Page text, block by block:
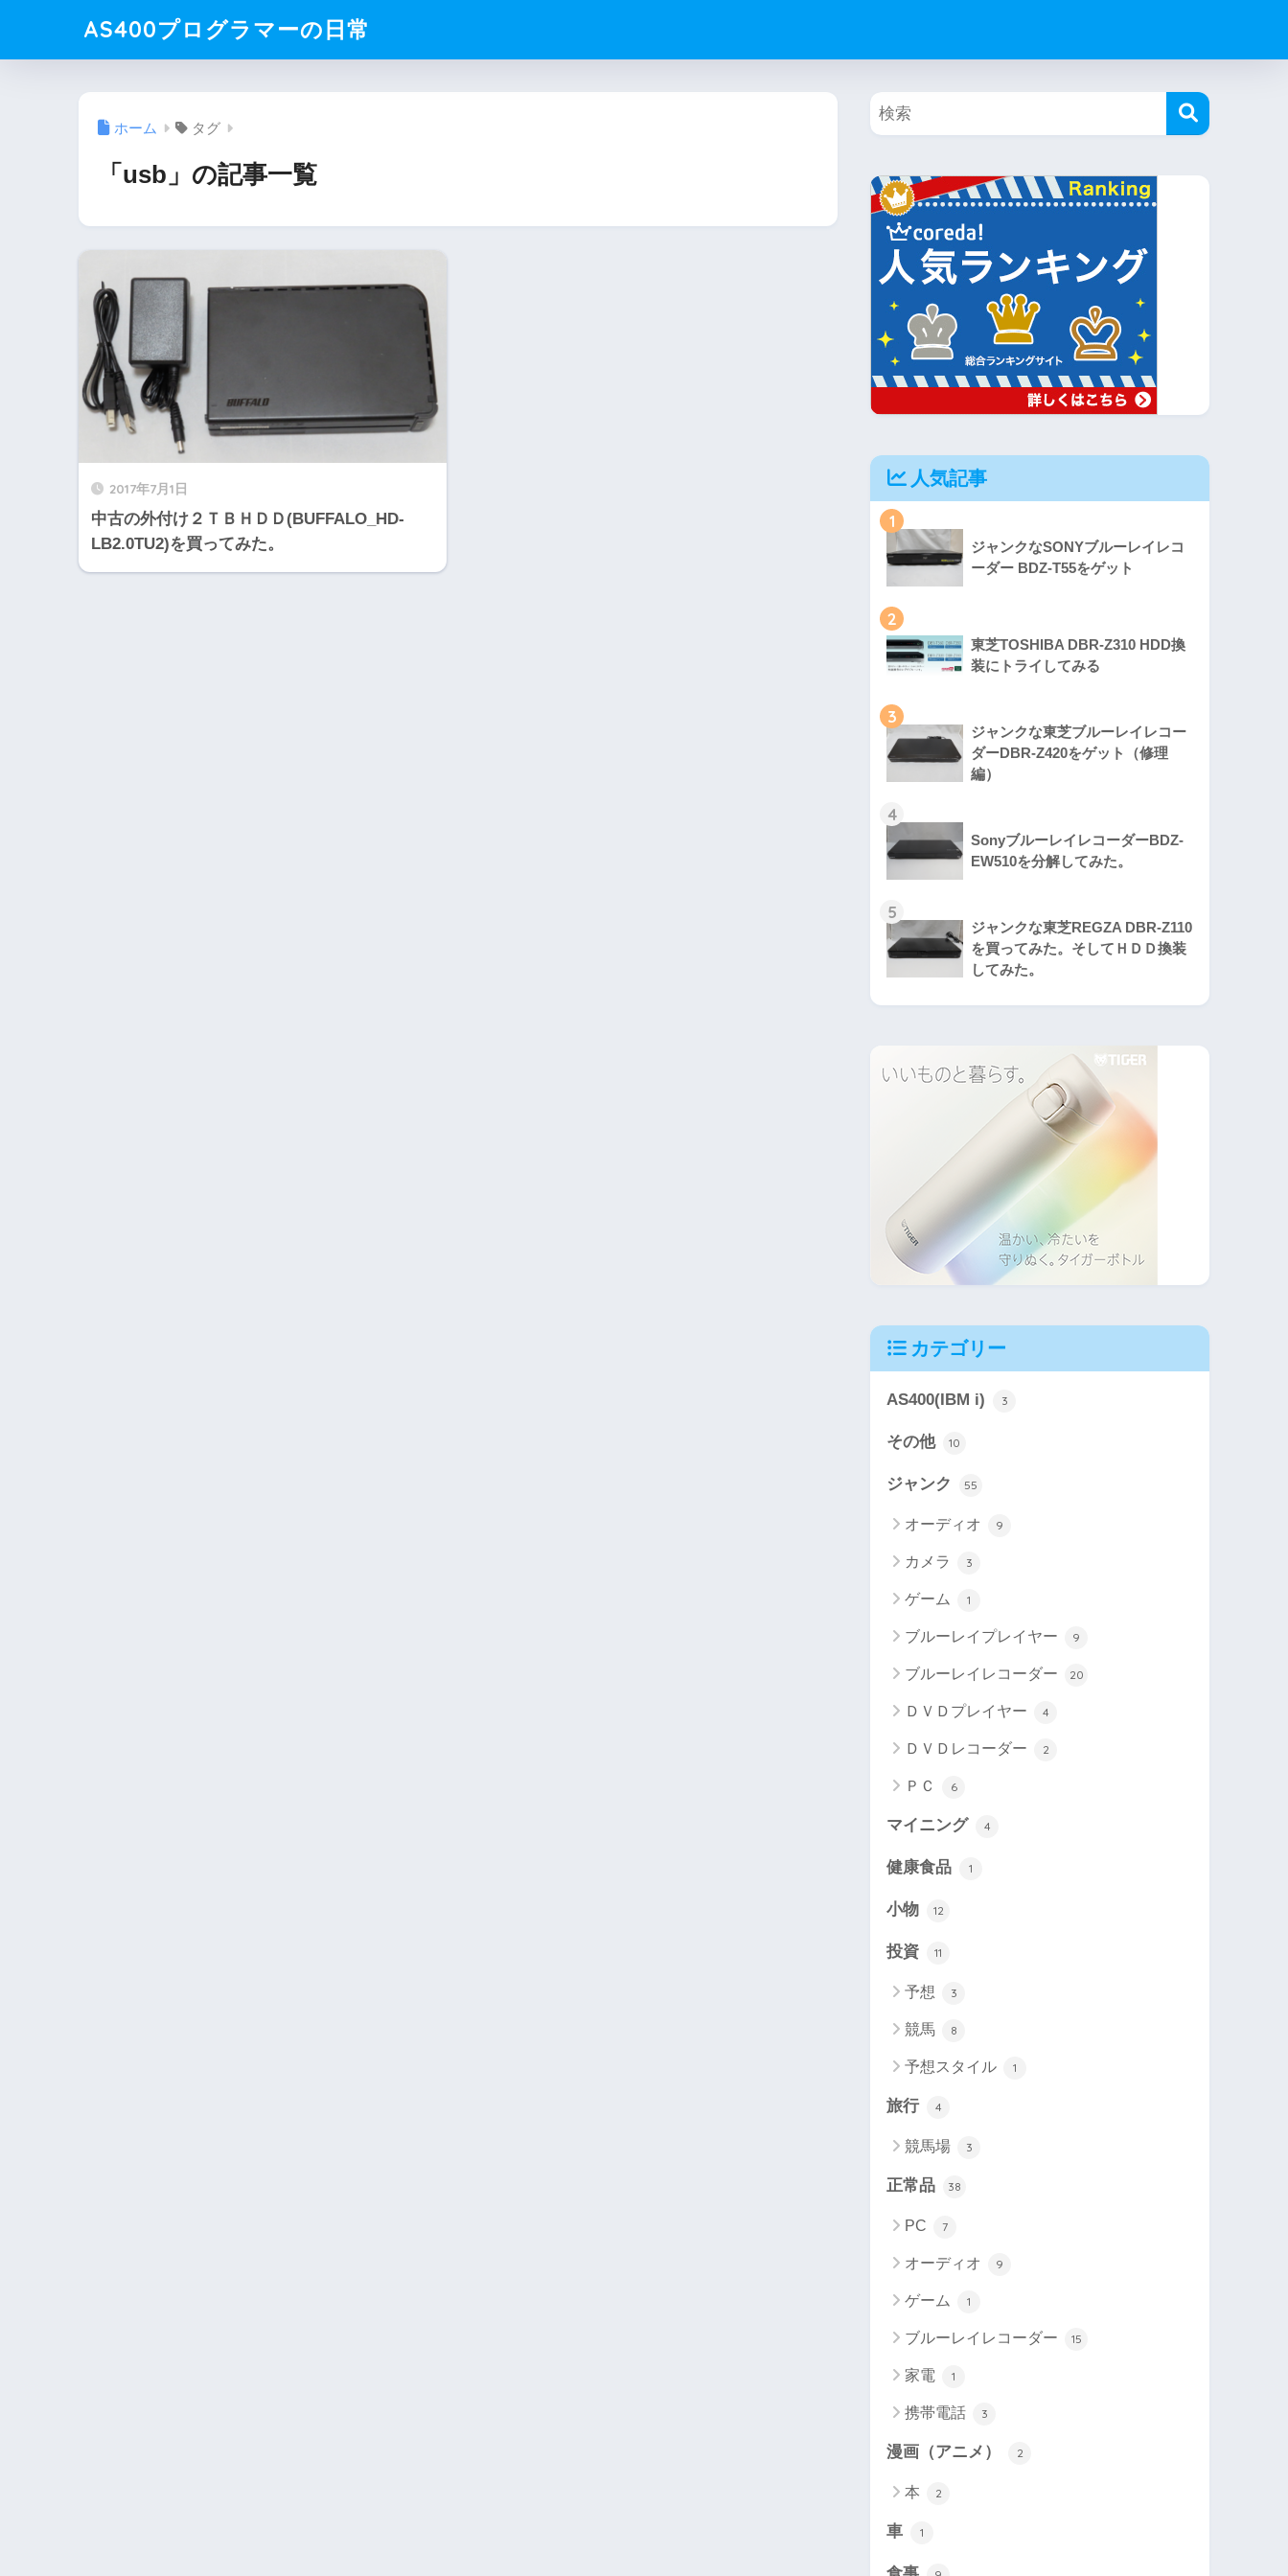
AS400プログラマーの日常
ホーム タグ
「usb」の記事一覧
2017年7月1日
中古の外付け２ＴＢＨＤＤ(BUFFALO_HD-
LB2.0TU2)を買ってみた。
人気記事
1
ジャンクなSONYブルーレイレコ
ーダー BDZ-T55をゲット
2
東芝TOSHIBA DBR-Z310 HDD換
装にトライしてみる
3
ジャンクな東芝ブルーレイレコー
ダーDBR-Z420をゲット（修理
編）
4
SonyブルーレイレコーダーBDZ-
EW510を分解してみた。
5
ジャンクな東芝REGZA DBR-Z110
を買ってみた。そしてＨＤＤ換装
してみた。
カテゴリー
AS400(IBM i) 3
その他 10
ジャンク 55
オーディオ 9
カメラ 3
ゲーム 1
ブルーレイプレイヤー 9
ブルーレイレコーダー 20
ＤＶＤプレイヤー 4
ＤＶＤレコーダー 2
ＰＣ 6
マイニング 4
健康食品 1
小物 12
投資 11
予想 3
競馬 8
予想スタイル 1
旅行 4
競馬場 3
正常品 38
PC 7
オーディオ 9
ゲーム 1
ブルーレイレコーダー 15
家電 1
携帯電話 3
漫画（アニメ） 2
本 2
車 1